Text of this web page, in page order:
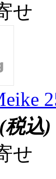
せ
(税込)
せ